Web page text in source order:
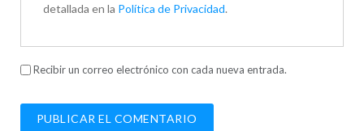
detallada en la Política de Privacidad.
Recibir un correo electrónico con cada nueva entrada.